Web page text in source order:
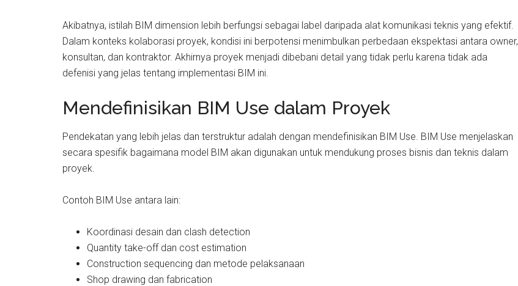
Akibatnya, istilah BIM dimension lebih berfungsi sebagai label daripada alat komunikasi teknis yang efektif.
Dalam konteks kolaborasi proyek, kondisi ini berpotensi menimbulkan perbedaan ekspektasi antara owner,
konsultan, dan kontraktor. Akhirnya proyek menjadi dibebani detail yang tidak perlu karena tidak ada
defenisi yang jelas tentang implementasi BIM ini.
Mendefinisikan BIM Use dalam Proyek
Pendekatan yang lebih jelas dan terstruktur adalah dengan mendefinisikan BIM Use. BIM Use menjelaskan
secara spesifik bagaimana model BIM akan digunakan untuk mendukung proses bisnis dan teknis dalam
proyek.
Contoh BIM Use antara lain:
Koordinasi desain dan clash detection
Quantity take-off dan cost estimation
Construction sequencing dan metode pelaksanaan
Shop drawing dan fabrication